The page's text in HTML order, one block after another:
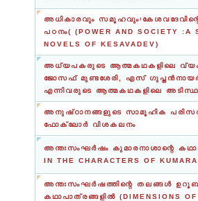
അധികാരവും
പഠനം( (POWER AND SOCIETY :A
NOVELS OF KESAVADEV)
അധ്യപകരുടെ ആത്മകഥകളിലെ
ജോസഫ് മുണ്ടശേരി, എസ്
എന്നിവരുടെ ആത്മകഥകളിലെ
അനുഷ്‌ഠാനങ്ങളുടെ സാമൂഹിക
ഫോക്‌ലോർ വിശകലനം
അന്തഃസംഘര്‍ഷം കുമാരനാശാന്റെ
IN THE CHARACTERS OF
അന്തഃസംഘര്‍ഷത്തിന്റെ തലങ്ങള്‍
കഥാപാത്രങ്ങളില്‍ (DIMENSIONS OF